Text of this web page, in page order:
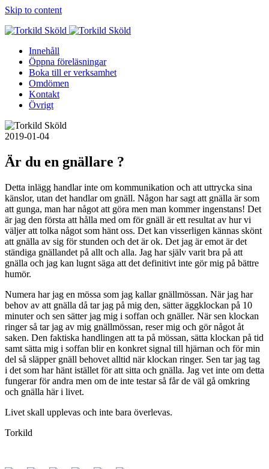
Skip to content
Innehåll
Öppna föreläsningar
Boka till er verksamhet
Omdömen
Kontakt
Övrigt
2019-01-04
Är du en gnällare ?
Detta inlägg handlar inte om kommunikation och att uttrycka sina
känslor, utan det handlar om gnäll. Någon har sagt att gnälla är som
att gunga, man har något att göra men man kommer ingenstans! Det
är jag den första att hålla med om för gnäll är ett resultat av hur vi
väljer att tolka något som hänt oss. Det kan visserligen kännas skönt
att gnälla av sig för stunden och det är ok. Det jag är emot är det
ständiga gnällandet på allt och alla. Jag har själv varit bra på att
gnälla och jag kan lugnt säga att det definitivt inte gör mig på bättre
humör.
Numera har jag en mössa som jag kallar gnällmössan. När jag har
behov av att gnälla då tar jag på mig den, sätter äggklockan på 10
minuter och sen sätter jag mig i soffan och gnäller. När sen klockan
ringer så tar jag av mig gnällmössan, reser mig och gör något åt
saken. Den faktiska handlingen att ta på mössan, sätta klockan på tid
samt sätta mig i soffan blir en konkret signal till hjärnan och för min
del så släpper gnäll behovet alltid när klockan ringer. Sen tar jag tag
i det som har hänt istället för att sitta och gnälla. Jag vet inte om detta
fungerar för andra men om de inte testar så får de väl gå omkring
och gnälla här i livet.
Livet skall upplevas och inte bara överlevas.
Torkild